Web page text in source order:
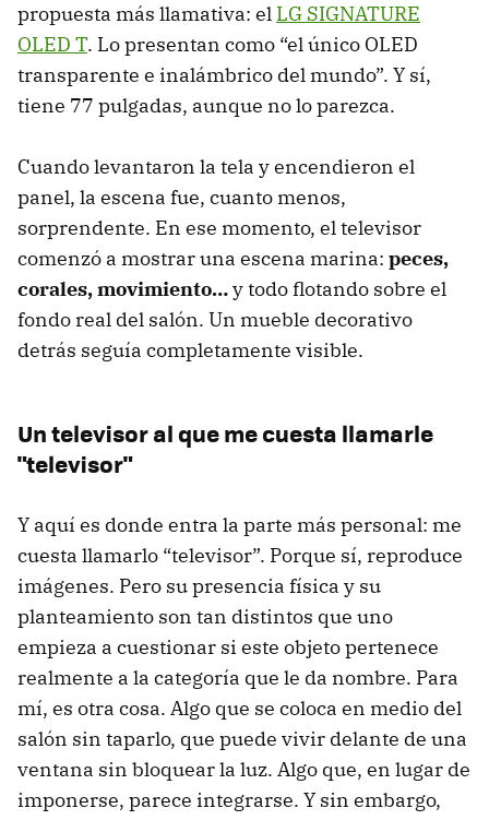
propuesta más llamativa: el LG SIGNATURE
OLED T. Lo presentan como “el único OLED
transparente e inalámbrico del mundo”. Y sí,
tiene 77 pulgadas, aunque no lo parezca.
Cuando levantaron la tela y encendieron el
panel, la escena fue, cuanto menos,
sorprendente. En ese momento, el televisor
comenzó a mostrar una escena marina: peces,
corales, movimiento…y todo flotando sobre el
fondo real del salón. Un mueble decorativo
detrás seguía completamente visible.
Un televisor al que me cuesta llamarle
"televisor"
Y aquí es donde entra la parte más personal: me
cuesta llamarlo “televisor”. Porque sí, reproduce
imágenes. Pero su presencia física y su
planteamiento son tan distintos que uno
empieza a cuestionar si este objeto pertenece
realmente a la categoría que le da nombre. Para
mí, es otra cosa. Algo que se coloca en medio del
salón sin taparlo, que puede vivir delante de una
ventana sin bloquear la luz. Algo que, en lugar de
imponerse, parece integrarse. Y sin embargo,